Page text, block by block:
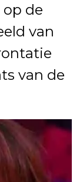
de
van
van de